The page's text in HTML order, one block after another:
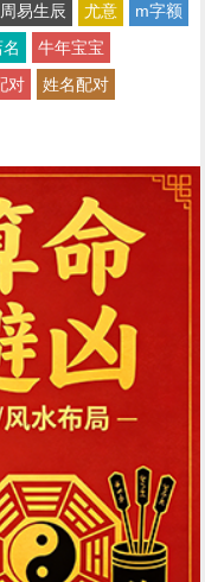
周易生辰 尤意
m字额
牛年宝宝
对
姓名配对